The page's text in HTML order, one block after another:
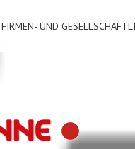
FIRMEN- UND